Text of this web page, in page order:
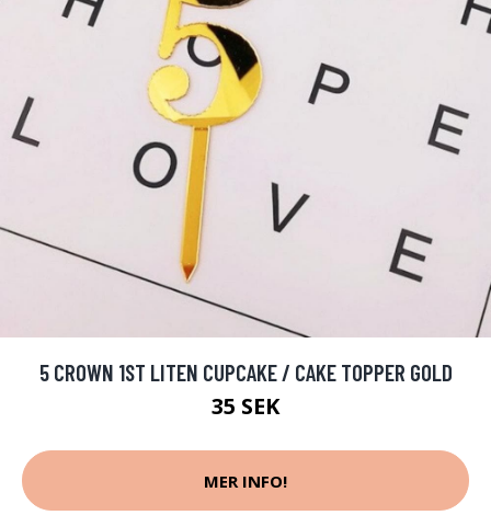
5 CROWN 1ST LITEN CUPCAKE / CAKE TOPPER GOLD
35 SEK
MER INFO!